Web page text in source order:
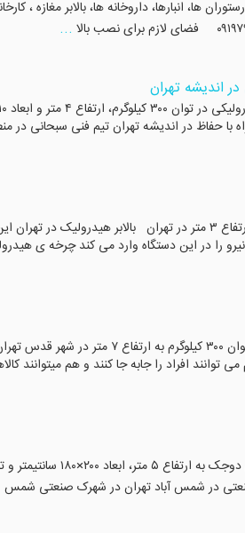
انبارها، داروخانه ها، بالابر مغازه ،
...
اندیشه تهران
تهران ساخت و نصب بالابر صنعتی ۳۰۰ کیلویی همراه با حفاظ در اندیشه تهران تیم فنی
نصب بالابر هیدرولیک در تهران طراحی و ساخت بالابر در توان ۳۰۰ کیلوگرم و ارتفاع ۳ متر در تهران بالابر
را در این دستگاه وارد می کند چرخه ی
ساخت بالابر هیدرولیکی در شهر قدس راه اندازی و نصب بالابر هیدرولیک در توان ۳۰۰ کیلوگرم به ارتفاع ۷ متر در شهر
افراد را جابه جا کنند و هم میتوانند
در شمس آباد تهران در شهرک صنعتی شمس‌